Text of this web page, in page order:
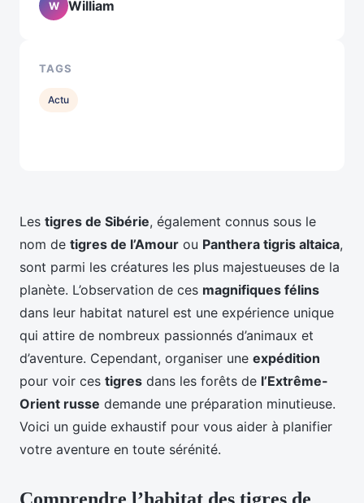
Les tigres de Sibérie, également connus sous le
nom de tigres de l’Amour ou Panthera tigris altaica,
sont parmi les créatures les plus majestueuses de la
planète. L’observation de ces magnifiques félins
dans leur habitat naturel est une expérience unique
qui attire de nombreux passionnés d’animaux et
d’aventure. Cependant, organiser une expédition
pour voir ces tigres dans les forêts de l’Extrême-
Orient russe demande une préparation minutieuse.
Voici un guide exhaustif pour vous aider à planifier
votre aventure en toute sérénité.
Comprendre l’habitat des tigres de
W William
TAGS
Actu